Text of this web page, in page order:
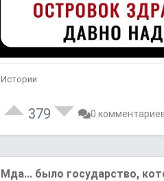
Истории
379 0
Мда... было государство,